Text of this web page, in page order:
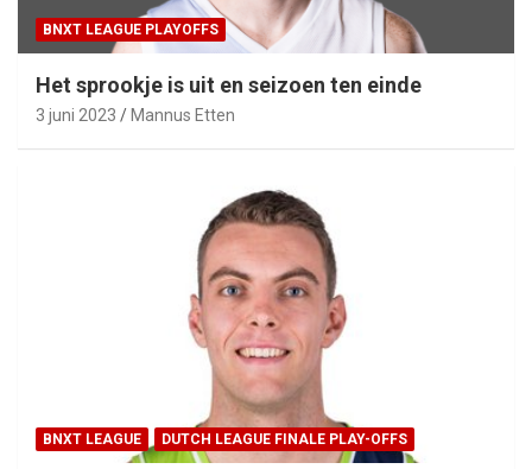
BNXT LEAGUE PLAYOFFS
Het sprookje is uit en seizoen ten einde
3 juni 2023 Mannus Etten
BNXT LEAGUE DUTCH LEAGUE FINALE PLAY-OFFS